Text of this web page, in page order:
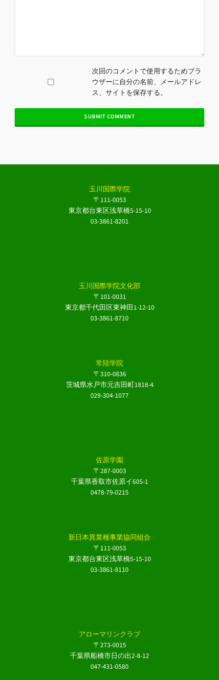
次回のコメントで使用するためブラ
ウザーに自分の名前、メールアドレ
ス、サイトを保存する。
玉川国際学院
〒111-0053
東京都台東区浅草橋5-15-10
03-3861-8201
玉川国際学院文化部
〒101-0031
東京都千代田区東神田1-12-10
03-3861-8710
常陸学院
〒310-0836
茨城県水戸市元吉田町1818-4
029-304-1077
佐原学園
〒287-0003
千葉県香取市佐原イ605-1
0478-79-0215
新日本異業種事業協同組合
〒111-0053
東京都台東区浅草橋5-15-10
03-3861-8110
アローマリンクラブ
〒273-0015
千葉県船橋市日の出2-8-12
047-431-0580